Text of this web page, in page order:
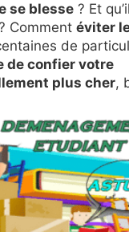
se blesse ? Et
Comment éviter
de
de confier votre
plus cher,